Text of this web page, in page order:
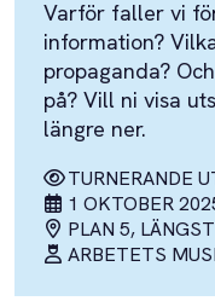
Varför faller vi
information?
propaganda?
på? Vill ni visa
längre ner.
TURNERANDE
1 OKTOBER
PLAN 5,
ARBETETS